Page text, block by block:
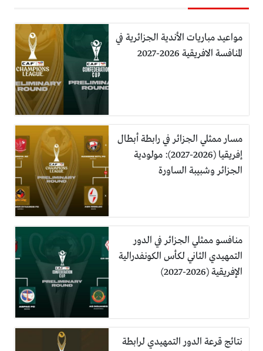
مواعيد مباريات الأندية الجزائرية في
المنافسة الافريقية 2026-2027
مسار ممثلي الجزائر في رابطة أبطال
إفريقيا (2026-2027): مولودية
الجزائر وشبيبة الساورة
منافسو ممثلي الجزائر في الدور
التمهيدي الثاني لكأس الكونفدرالية
الإفريقية (2026-2027)
نتائج قرعة الدور التمهيدي لرابطة